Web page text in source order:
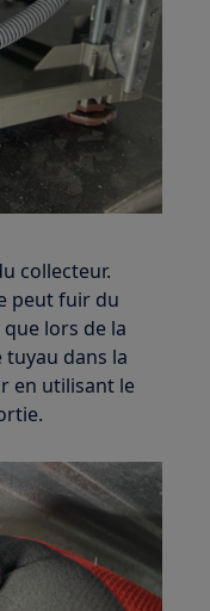
collecteur.
peut fuir du
lors de la
dans la
en utilisant le